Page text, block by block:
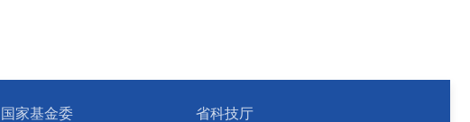
国家基金委
省科技厅